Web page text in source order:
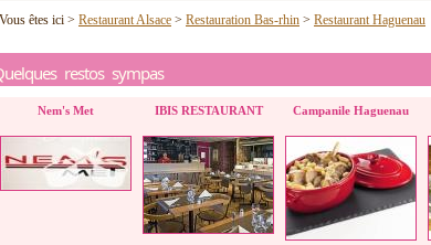
Vous êtes ici > Restaurant Alsace > Restauration Bas-rhin > Restaurant Haguenau
restos sympas
Nem's Met IBIS RESTAURANT Campanile Haguenau